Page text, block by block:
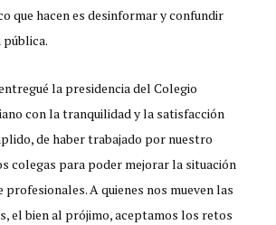
que hacen es desinformar y confundir
pública.
la presidencia del Colegio
con la tranquilidad y la satisfacción
de haber trabajado por nuestro
colegas para poder mejorar la situación
profesionales. A quienes nos mueven las
el bien al prójimo, aceptamos los retos